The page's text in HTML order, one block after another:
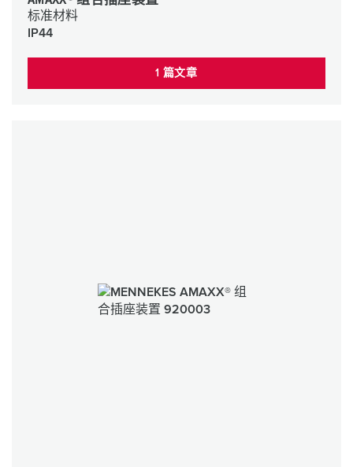
标准材料
IP44
1 篇文章